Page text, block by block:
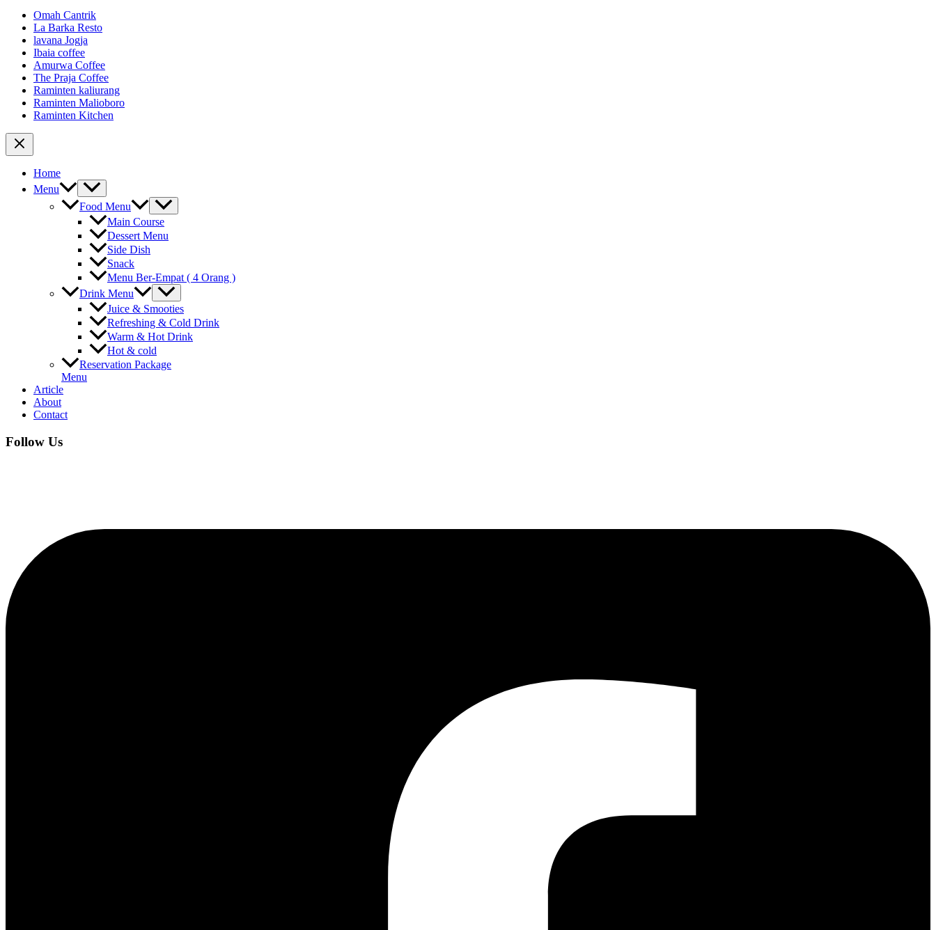
Omah Cantrik
La Barka Resto
lavana Jogja
Ibaia coffee
Amurwa Coffee
The Praja Coffee
Raminten kaliurang
Raminten Malioboro
Raminten Kitchen
Home
Menu
Food Menu
Main Course
Dessert Menu
Side Dish
Snack
Menu Ber-Empat ( 4 Orang )
Drink Menu
Juice & Smooties
Refreshing & Cold Drink
Warm & Hot Drink
Hot & cold
Reservation Package
Menu
Article
About
Contact
Follow Us